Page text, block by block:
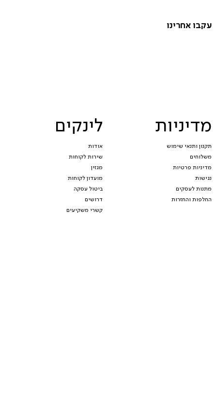
מדיניות
תקנון ותנאי שימוש
משלוחים
מדיניות פרטיות
נגישות
מתנות לעסקים
החלפות והחזרות
לינקים
אודות
שירות לקוחות
מגזין
מועדון לקוחות
ביטול עסקה
דרושים
קשרי משקיעים
עקבו אחרינו